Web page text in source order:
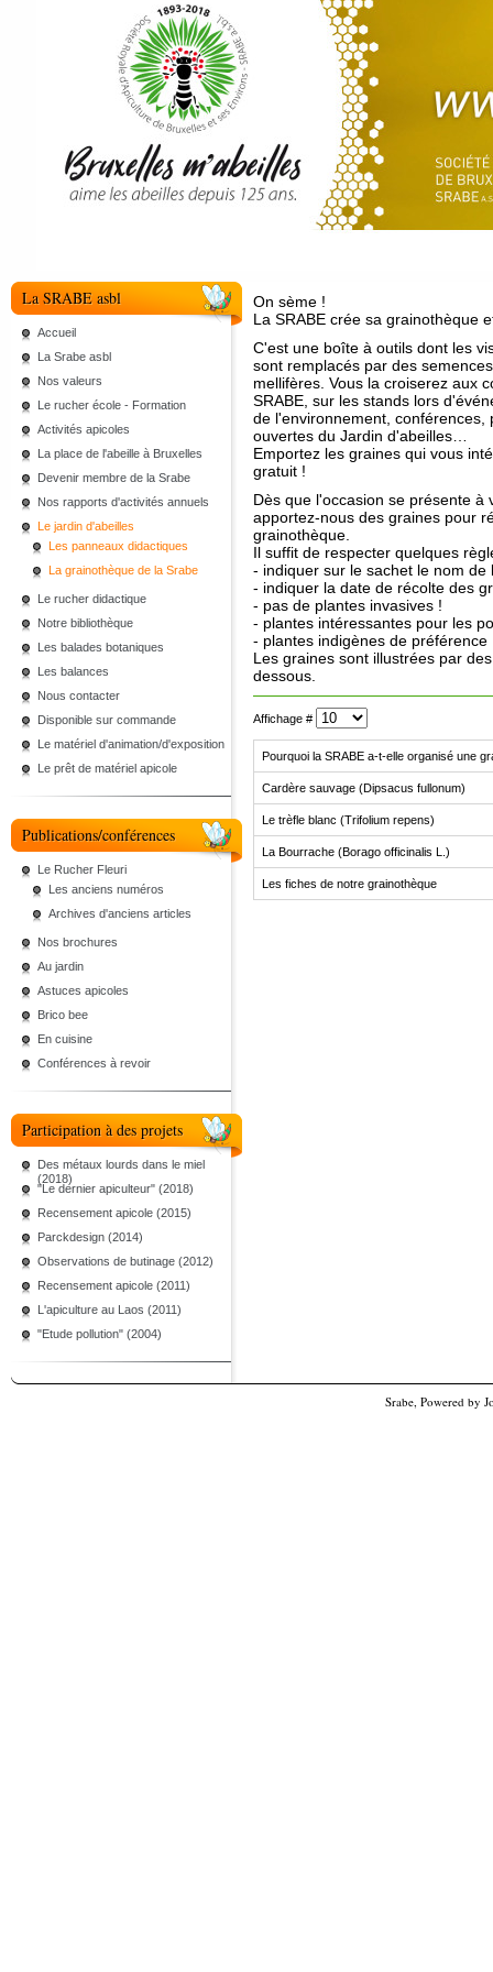
La SRABE asbl
Accueil
La Srabe asbl
Nos valeurs
Le rucher école - Formation
Activités apicoles
La place de l'abeille à Bruxelles
Devenir membre de la Srabe
Nos rapports d'activités annuels
Le jardin d'abeilles
Les panneaux didactiques
La grainothèque de la Srabe
Le rucher didactique
Notre bibliothèque
Les balades botaniques
Les balances
Nous contacter
Disponible sur commande
Le matériel d'animation/d'exposition
Le prêt de matériel apicole
Publications/conférences
Le Rucher Fleuri
Les anciens numéros
Archives d'anciens articles
Nos brochures
Au jardin
Astuces apicoles
Brico bee
En cuisine
Conférences à revoir
Participation à des projets
Des métaux lourds dans le miel
(2018)
"Le dernier apiculteur" (2018)
Recensement apicole (2015)
Parckdesign (2014)
Observations de butinage (2012)
Recensement apicole (2011)
L'apiculture au Laos (2011)
"Etude pollution" (2004)
On sème !
La SRABE crée sa grainothèque
C'est une boîte à outils dont les
sont remplacés par des
mellifères. Vous la croiserez aux
SRABE, sur les stands lors
de l'environnement, conférences,
ouvertes du Jardin d'abeilles…
Emportez les graines qui vous
gratuit !
Dès que l'occasion se présente à
apportez-nous des graines pour
grainothèque.
Il suffit de respecter quelques
- indiquer sur le sachet le nom de
- indiquer la date de récolte des
- pas de plantes invasives !
- plantes intéressantes pour les
- plantes indigènes de préférence
Les graines sont illustrées par
dessous.
Affichage #
Pourquoi la SRABE a-t-elle organisé une
Cardère sauvage (Dipsacus fullonum)
Le trèfle blanc (Trifolium repens)
La Bourrache (Borago officinalis L.)
Les fiches de notre grainothèque
Srabe, Powered by